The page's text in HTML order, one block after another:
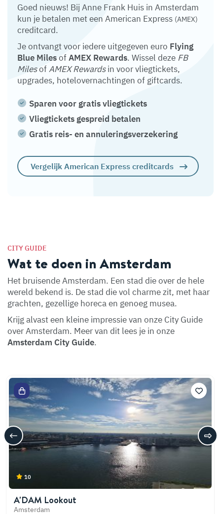
Goed nieuws! Bij Anne Frank Huis in Amsterdam
kun je betalen met een American Express (AMEX)
creditcard.
Je ontvangt voor iedere uitgegeven euro Flying
Blue MilesofAMEX Rewards. Wissel deze FB
MilesofAMEX Rewardsin voor vliegtickets,
upgrades, hotelovernachtingen of giftcards.
Sparen voor gratis vliegtickets
Vliegtickets gespreid betalen
Gratis reis- en annuleringsverzekering
Vergelijk American Express creditcards
CITY GUIDE
Wat te doen in Amsterdam
Het bruisende Amsterdam. Een stad die over de hele
wereld bekend is. De stad die vol charme zit, met haar
grachten, gezellige horeca en genoeg musea.
Krijg alvast een kleine impressie van onze City Guide
over Amsterdam. Meer van dit lees je in onze
Amsterdam City Guide.
10
A'DAM Lookout
Amsterdam